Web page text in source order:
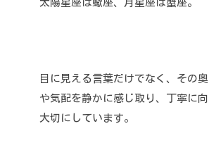
太陽星座は蠍座、月星座は蟹座。
目に見える言葉だけでなく、その
や気配を静かに感じ取り、丁寧に
大切にしています。